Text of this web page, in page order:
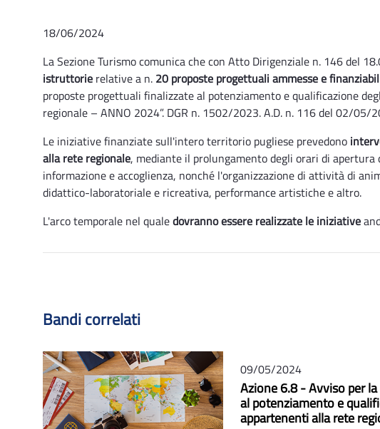
18/06/2024
La Sezione Turismo comunica che con Atto Dirigenziale n. 146 del
istruttorie relative a n. 20 proposte progettuali ammesse e
proposte progettuali finalizzate al potenziamento e qualificazione
regionale – ANNO 2024”. DGR n. 1502/2023. A.D. n. 116 del 02/
Le iniziative finanziate sull'intero territorio pugliese prevedono
alla rete regionale, mediante il prolungamento degli orari di
informazione e accoglienza, nonché l'organizzazione di attività di
didattico-laboratoriale e ricreativa, performance artistiche e altro.
L'arco temporale nel qualedovranno essere realizzate le iniziative
Bandi correlati
09/05/2024
Azione 6.8 - Avviso per
al potenziamento e
appartenenti alla rete